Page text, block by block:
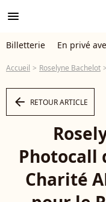
menu
Billetterie En privé
Accueil Roselyne Bachelot
arrow_left RETOUR ARTICLE
Photocall
Charité